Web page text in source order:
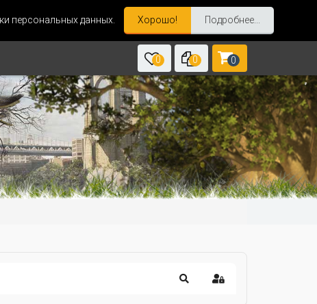
персональных данных. Хорошо! Подробнее...
0 0 0